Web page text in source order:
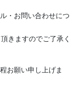
・お問い合わせにつ
きますのでご了承く
お願い申し上げま